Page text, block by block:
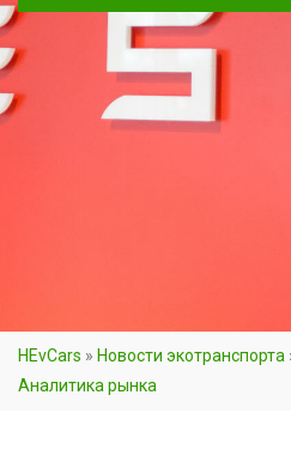
HEvCars » Новости экотранспорта
Аналитика рынка